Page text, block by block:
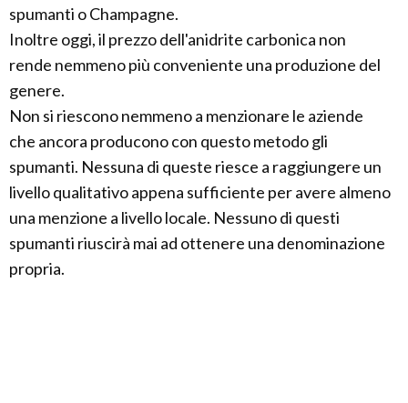
spumanti o Champagne.
Inoltre oggi, il prezzo dell'anidrite carbonica non
rende nemmeno più conveniente una produzione del
genere.
Non si riescono nemmeno a menzionare le aziende
che ancora producono con questo metodo gli
spumanti. Nessuna di queste riesce a raggiungere un
livello qualitativo appena sufficiente per avere almeno
una menzione a livello locale. Nessuno di questi
spumanti riuscirà mai ad ottenere una denominazione
propria.